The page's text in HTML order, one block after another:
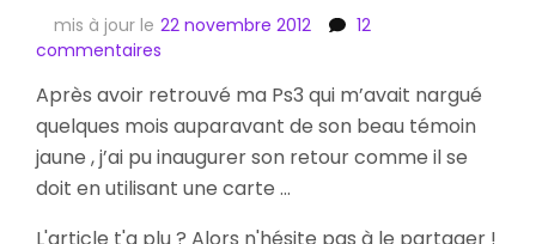
mis à jour le 22 novembre 2012
12
commentaires
Store]
Dans
Mon
Panier
Vol.1
Après avoir retrouvé ma Ps3 qui m’avait nargué
quelques mois auparavant de son beau témoin
jaune , j’ai pu inaugurer son retour comme il se
doit en utilisant une carte …